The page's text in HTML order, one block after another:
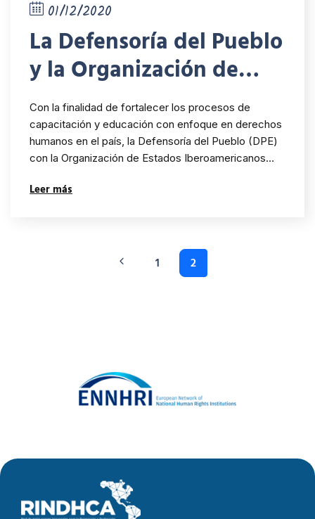
01/12/2020
La Defensoría del Pueblo
y la Organización de
Estados Iberoamericanos
abren espacios de
formación y educación
con el curso virtual
Movilidad Humana”
Con la finalidad de fortalecer los procesos de
capacitación y educación con enfoque en derechos
humanos en el país, la Defensoría del Pueblo (DPE)
con la Organización de Estados Iberoamericanos…
Leer más
1 2